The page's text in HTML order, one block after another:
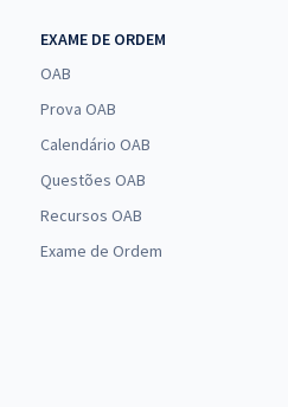
EXAME DE ORDEM
OAB
Prova OAB
Calendário OAB
Questões OAB
Recursos OAB
Exame de Ordem